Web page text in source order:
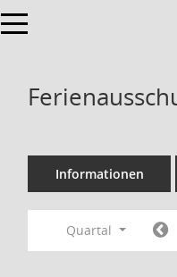
Toggle navigation
Informationen
Quartal